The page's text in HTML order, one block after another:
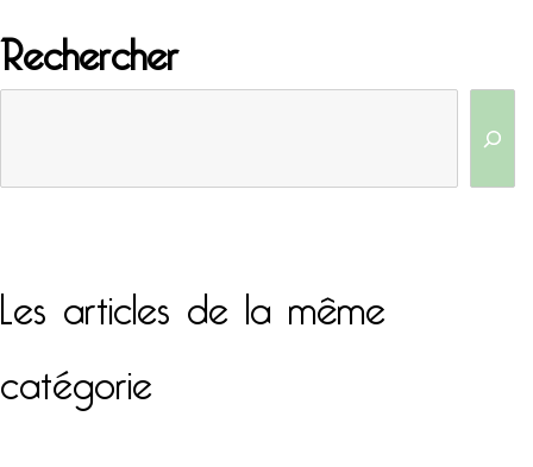
Rechercher
Les articles de la même
catégorie